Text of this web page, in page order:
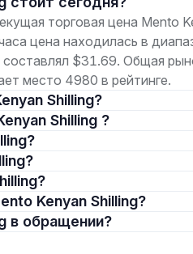
торговая цена Mento
цена находилась в
$31.69. Общая
место 4980 в рейтинге.
Shilling?
Shilling ?
Kenyan Shilling?
в обращении?